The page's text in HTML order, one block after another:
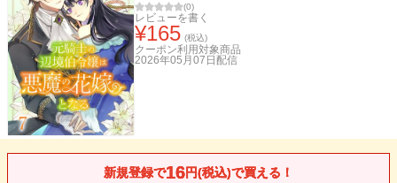
(0)
レビューを書く
¥165 (税込)
クーポン利用対象商品
2026年05月07日 配信
新規登録で16円(税込)で買える！